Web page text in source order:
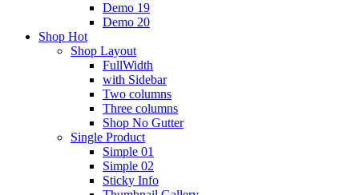
Demo 19
Demo 20
Shop Hot
Shop Layout
FullWidth
with Sidebar
Two columns
Three columns
Shop No Gutter
Single Product
Simple 01
Simple 02
Sticky Info